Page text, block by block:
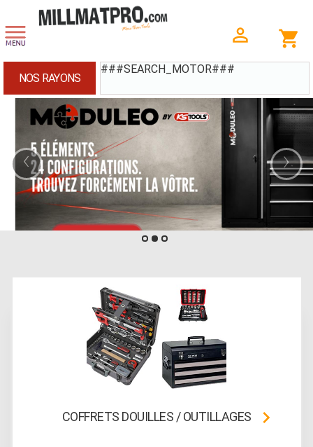
###SEARCH_MOTOR###
NOS RAYONS
‹ ›
COFFRETS DOUILLES / OUTILLAGES